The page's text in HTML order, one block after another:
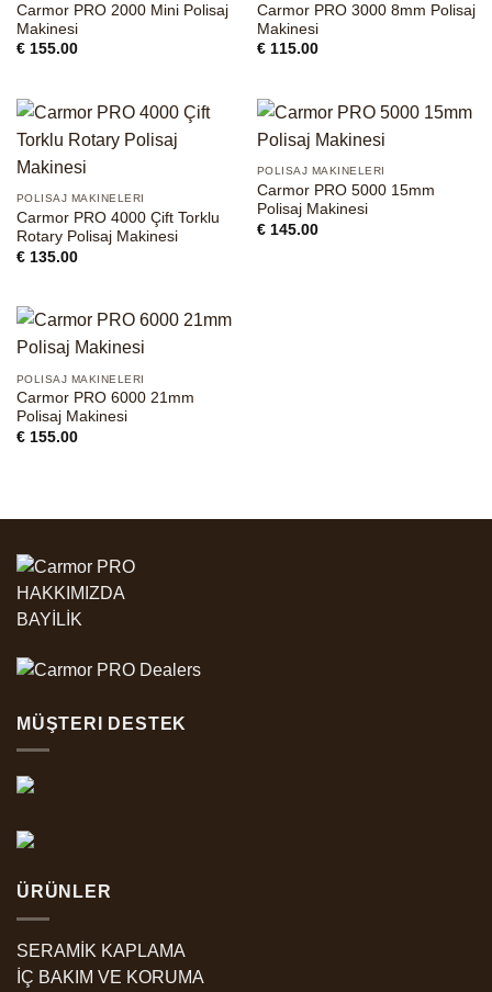
Carmor PRO 2000 Mini Polisaj
Makinesi
€155.00
Carmor PRO 3000 8mm Polisaj
Makinesi
€115.00
POLISAJ MAKINELERI
Carmor PRO 4000 Çift Torklu
Rotary Polisaj Makinesi
€135.00
POLISAJ MAKINELERI
Carmor PRO 5000 15mm
Polisaj Makinesi
€145.00
POLISAJ MAKINELERI
Carmor PRO 6000 21mm
Polisaj Makinesi
€155.00
HAKKIMIZDA
BAYİLİK
MÜŞTERI DESTEK
ÜRÜNLER
SERAMİK KAPLAMA
İÇ BAKIM VE KORUMA